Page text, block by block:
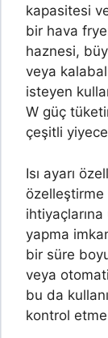
kapasitesi
bir hava
haznesi,
veya
isteyen
W güç
çeşitli
Isı ayarı
özelleştirme
yapma
bir süre
veya
bu da
kontrol